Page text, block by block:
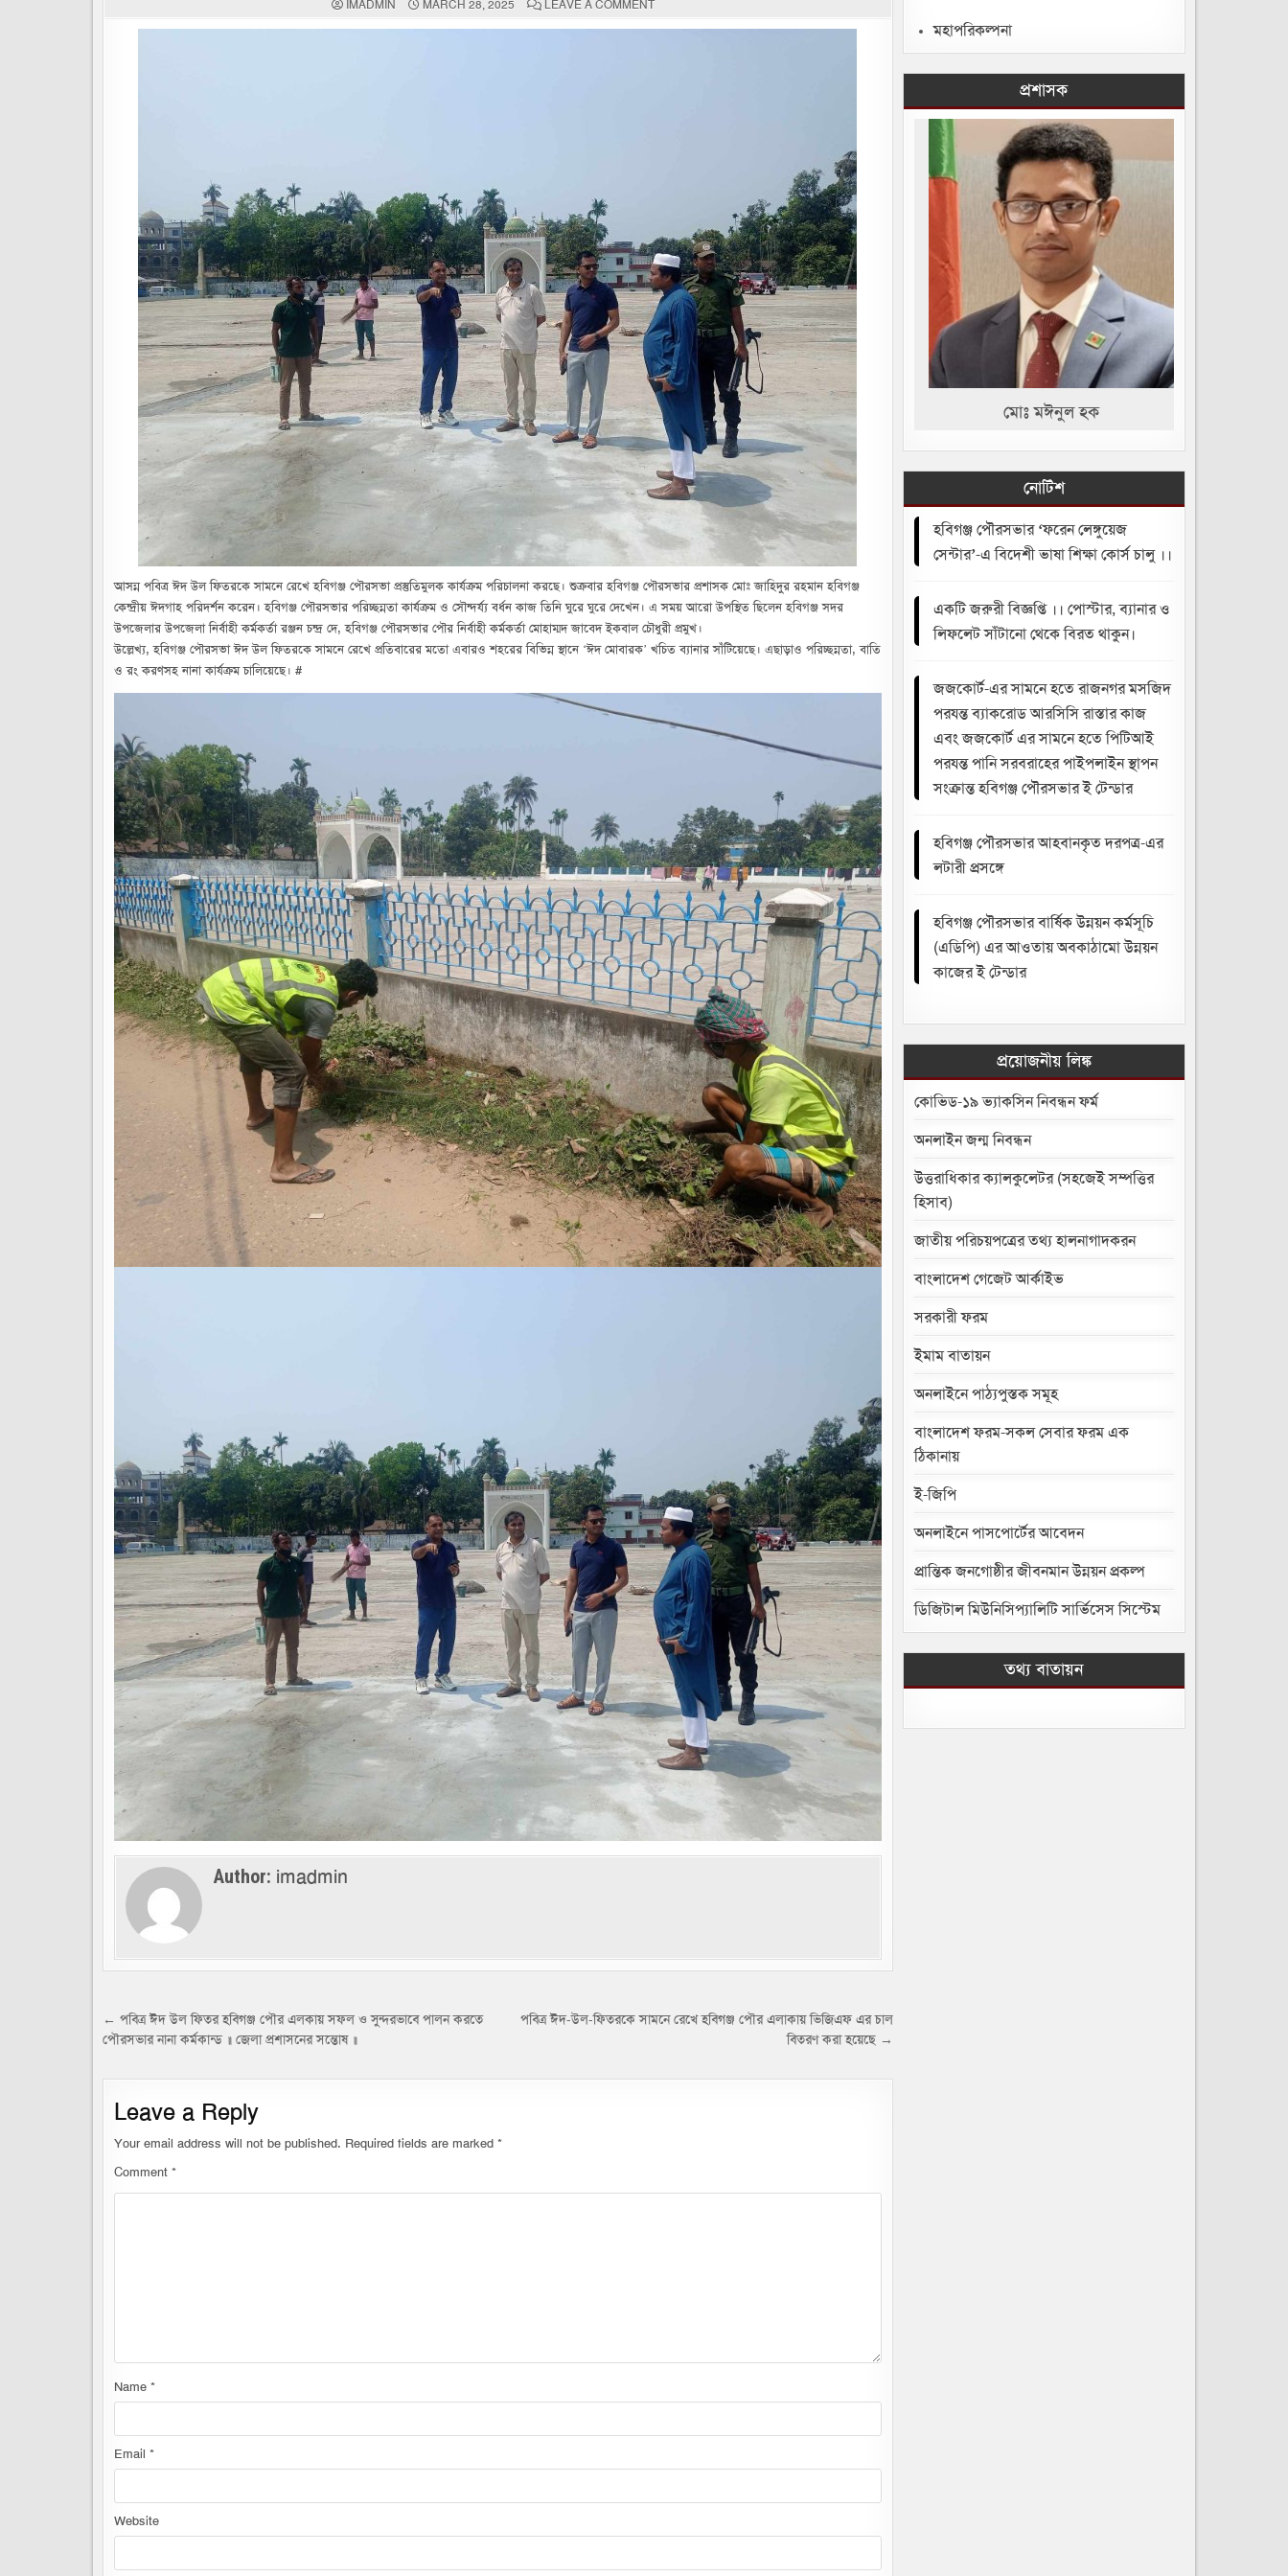
IMADMIN MARCH 28, 2025 LEAVE A COMMENTON
পবিত্র
আসন্ন পবিত্র ঈদ উল ফিতরকে সামনে রেখে হবিগঞ্জ পৌরসভা প্রস্তুতিমুলক কার্যক্রম পরিচালনা করছে। শুক্রবার হবিগঞ্জ পৌরসভার প্রশাসক মোঃ জাহিদুর রহমান হবিগঞ্জ
কেন্দ্রীয় ঈদগাহ পরিদর্শন করেন। হবিগঞ্জ পৌরসভার পরিচ্ছন্নতা কার্যক্রম ও সৌন্দর্য্য বর্ধন কাজ তিনি ঘুরে ঘুরে দেখেন। এ সময় আরো উপস্থিত ছিলেন হবিগঞ্জ সদর
উপজেলার উপজেলা নির্বাহী কর্মকর্তা রঞ্জন চন্দ্র দে, হবিগঞ্জ পৌরসভার পৌর নির্বাহী কর্মকর্তা মোহাম্মদ জাবেদ ইকবাল চৌধুরী প্রমুখ।
উল্লেখ্য, হবিগঞ্জ পৌরসভা ঈদ উল ফিতরকে সামনে রেখে প্রতিবারের মতো এবারও শহরের বিভিন্ন স্থানে ‘ঈদ মোবারক’ খচিত ব্যানার সাঁটিয়েছে। এছাড়াও পরিচ্ছন্নতা, বাতি
ও রং করণসহ নানা কার্যক্রম চালিয়েছে। #
Author: imadmin
Post
navigation
পবিত্র ঈদ-উল-ফিতরকে সামনে রেখে হবিগঞ্জ পৌর এলাকায় ভিজিএফ এর চাল
বিতরণ করা হয়েছে →
← পবিত্র ঈদ উল ফিতর হবিগঞ্জ পৌর এলকায় সফল ও সুন্দরভাবে পালন করতে
পৌরসভার নানা কর্মকান্ড ॥ জেলা প্রশাসনের সন্তোষ ॥
Leave a Reply
Your email address will not be published. Required fields are marked *
Comment *
Name *
Email *
Website
মহাপরিকল্পনা
প্রশাসক
মোঃ মঈনুল হক
নোটিশ
হবিগঞ্জ পৌরসভার ‘ফরেন লেঙ্গুয়েজ
সেন্টার’-এ বিদেশী ভাষা শিক্ষা কোর্স চালু ।।
একটি জরুরী বিজ্ঞপ্তি ।। পোস্টার, ব্যানার ও
লিফলেট সাঁটানো থেকে বিরত থাকুন।
জজকোর্ট-এর সামনে হতে রাজনগর মসজিদ
পরযন্ত ব্যাকরোড আরসিসি রাস্তার কাজ
এবং জজকোর্ট এর সামনে হতে পিটিআই
পরযন্ত পানি সরবরাহের পাইপলাইন স্থাপন
সংক্রান্ত হবিগঞ্জ পৌরসভার ই টেন্ডার
হবিগঞ্জ পৌরসভার আহবানকৃত দরপত্র-এর
লটারী প্রসঙ্গে
হবিগঞ্জ পৌরসভার বার্ষিক উন্নয়ন কর্মসূচি
(এডিপি) এর আওতায় অবকাঠামো উন্নয়ন
কাজের ই টেন্ডার
প্রয়োজনীয় লিঙ্ক
কোভিড-১৯ ভ্যাকসিন নিবন্ধন ফর্ম
অনলাইন জন্ম নিবন্ধন
উত্তরাধিকার ক্যালকুলেটর (সহজেই সম্পত্তির
হিসাব)
জাতীয় পরিচয়পত্রের তথ্য হালনাগাদকরন
বাংলাদেশ গেজেট আর্কাইভ
সরকারী ফরম
ইমাম বাতায়ন
অনলাইনে পাঠ্যপুস্তক সমূহ
বাংলাদেশ ফরম-সকল সেবার ফরম এক
ঠিকানায়
ই-জিপি
অনলাইনে পাসপোর্টের আবেদন
প্রান্তিক জনগোষ্ঠীর জীবনমান উন্নয়ন প্রকল্প
ডিজিটাল মিউনিসিপ্যালিটি সার্ভিসেস সিস্টেম
তথ্য বাতায়ন